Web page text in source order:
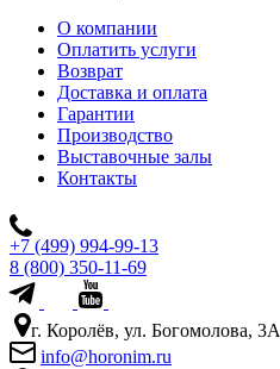
О компании
Оплатить услуги
Возврат
Доставка и оплата
Гарантии
Производство
Выставочные залы
Контакты
+7 (499) 994-99-13
8 (800) 350-11-69
г. Королёв, ул. Богомолова, 3А
info@horonim.ru